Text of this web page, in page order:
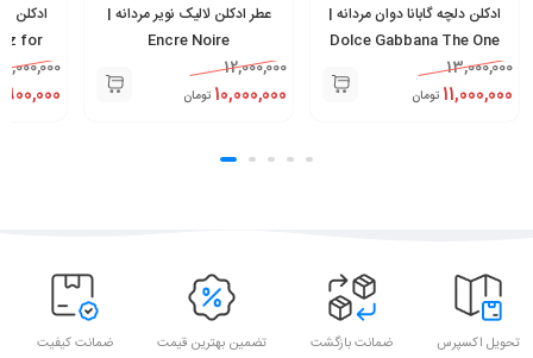
ادکلن دلچه گابانا دوان مردانه |
Dolce Gabbana The One
13,000,000
11,000,000 تومان
عطر ادکلن لالیک نویر مردانه |
Encre Noire
12,000,000
10,000,000 تومان
ادکلن
for
تحویل اکسپرس ضمانت بازگشت تضمین بهترین قیمت ضمانت کیفیت